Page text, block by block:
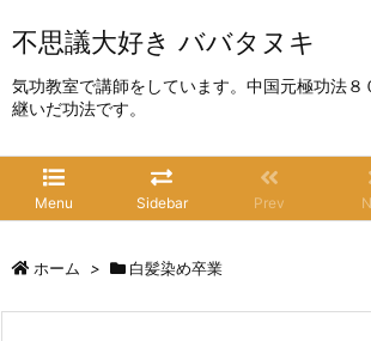
不思議大好き ババタヌキ
気功教室で講師をしています。中国元極功法８
継いだ功法です。
Menu Sidebar Prev
ホーム > 白髪染め卒業